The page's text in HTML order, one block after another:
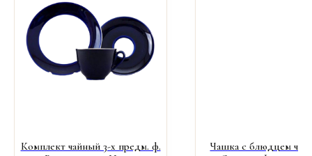
Комплект чайный 3-х предм. ф.
Чашка с блюдцем